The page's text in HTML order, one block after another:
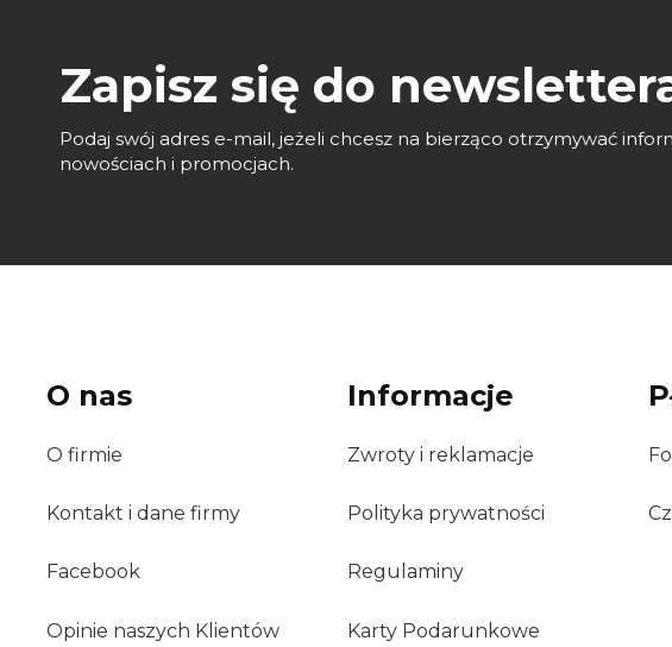
Zapisz się do
Podaj swój adres e-mail, jeżeli chcesz na bierząco otrzymywać
nowościach i promocjach.
O nas
O firmie
Kontakt i dane firmy
Facebook
Opinie naszych Klientów
Informacje
Zwroty i reklamacje
Polityka prywatności
Regulaminy
Karty Podarunkowe